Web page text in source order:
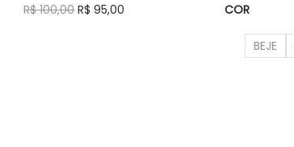
R$100,00 R$ 95,00
COR
BEJE